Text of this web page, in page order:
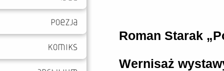
Roman Starak
Wernisaż